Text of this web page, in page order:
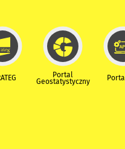
Portal
Geostatystyczny